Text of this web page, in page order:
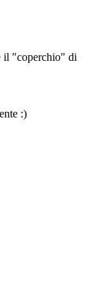
il "coperchio" di
:)